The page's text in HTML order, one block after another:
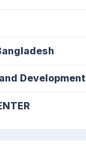
Development